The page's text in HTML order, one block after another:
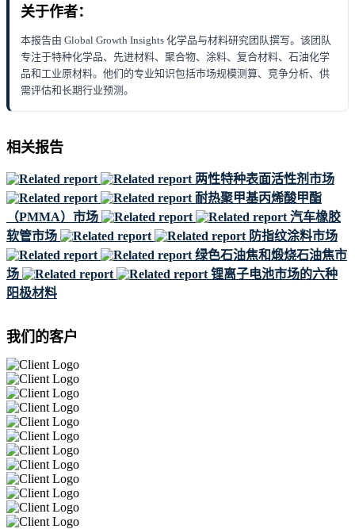
关于作者：
本报告由 Global Growth Insights 化学品与材料研究团队撰写。该团队
专注于特种化学品、先进材料、聚合物、涂料、复合材料、石油化学
品和工业原材料。他们的专业知识包括市场规模测算、竞争分析、供
需评估和长期行业预测。
相关报告
两性特种表面活性剂市场
耐热聚甲基丙烯酸甲酯
（PMMA）市场
汽车橡胶
软管市场
防指纹涂料市场
绿色石油焦和煅烧石油焦市
场
锂离子电池市场的六种
阳极材料
我们的客户